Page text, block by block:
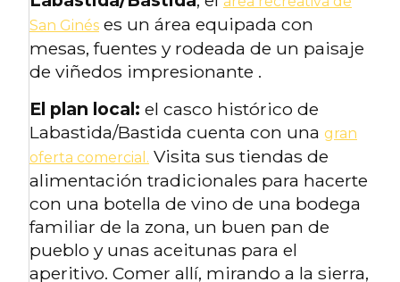
San Ginés es un área equipada con
mesas, fuentes y rodeada de un paisaje
de viñedos impresionante .
El plan local: el casco histórico de
Labastida/Bastida cuenta con una gran
oferta comercial. Visita sus tiendas de
alimentación tradicionales para hacerte
con una botella de vino de una bodega
familiar de la zona, un buen pan de
pueblo y unas aceitunas para el
aperitivo. Comer allí, mirando a la sierra,